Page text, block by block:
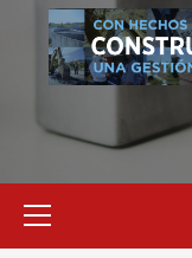
Primary